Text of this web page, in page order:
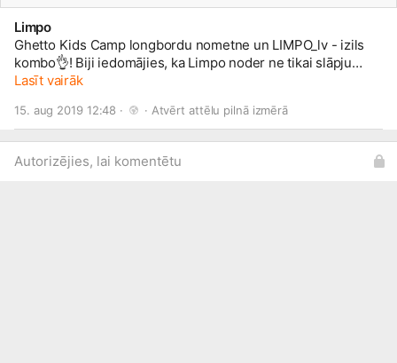
Limpo
Ghetto Kids Camp longbordu nometne un LIMPO_lv - izils
kombo👌! Biji iedomājies, ka Limpo noder ne tikai slāpju
veldzēšanai, bet arī skrituļdēļu trases izveidei⁉️ Paldies par
Lasīt vairāk
15. aug 2019 12:48 · · Atvērt attēlu pilnā izmērā
Autorizējies, lai komentētu